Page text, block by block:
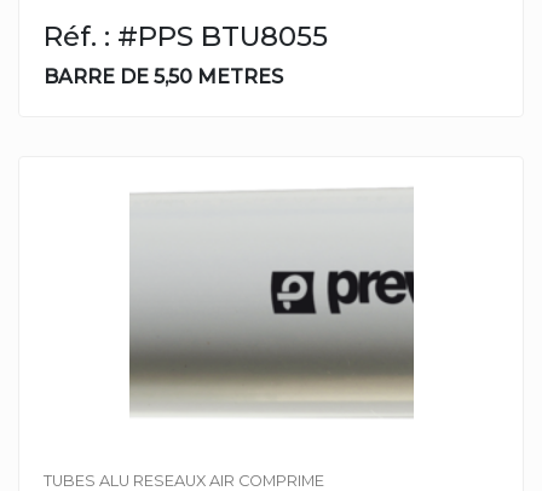
Réf. : #PPS BTU8055
BARRE DE 5,50 METRES
TUBES ALU RESEAUX AIR COMPRIME